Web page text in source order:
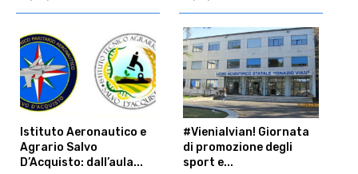
Istituto Aeronautico e
Agrario Salvo
D’Acquisto: dall’aula...
#Vienialvian! Giornata
di promozione degli
sport e...